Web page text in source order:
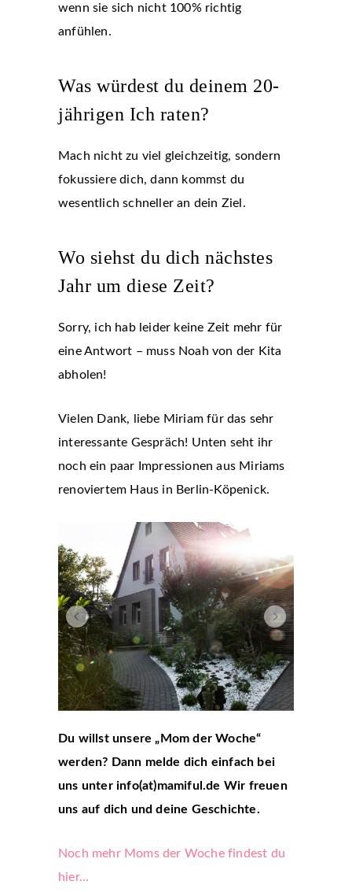
wenn sie sich nicht 100% richtig
anfühlen.
Was würdest du deinem 20-
jährigen Ich raten?
Mach nicht zu viel gleichzeitig, sondern
fokussiere dich, dann kommst du
wesentlich schneller an dein Ziel.
Wo siehst du dich nächstes
Jahr um diese Zeit?
Sorry, ich hab leider keine Zeit mehr für
eine Antwort – muss Noah von der Kita
abholen!
Vielen Dank, liebe Miriam für das sehr
interessante Gespräch! Unten seht ihr
noch ein paar Impressionen aus Miriams
renoviertem Haus in Berlin-Köpenick.
Du willst unsere „Mom der Woche“
werden? Dann melde dich einfach bei
uns unter info(at)mamiful.de Wir freuen
uns auf dich und deine Geschichte.
Noch mehr Moms der Woche findest du
hier…